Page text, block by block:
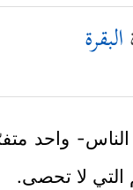
البقرة
واحد
التي لا تحصى.